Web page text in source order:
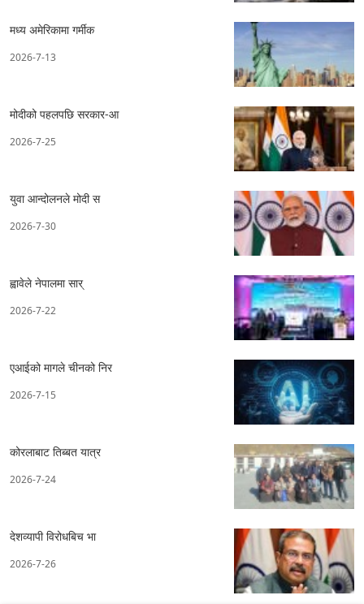
मध्य अमेरिकामा गर्मीक
2026-7-13
मोदीको पहलपछि सरकार-आ
2026-7-25
युवा आन्दोलनले मोदी स
2026-7-30
ह्वावेले नेपालमा सार्
2026-7-22
एआईको मागले चीनको निर
2026-7-15
कोरलाबाट तिब्बत यात्र
2026-7-24
देशव्यापी विरोधबिच भा
2026-7-26